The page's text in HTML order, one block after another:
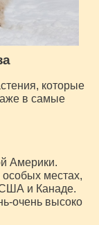
которые
в самые
Америки.
особых местах,
и Канаде.
очень высоко